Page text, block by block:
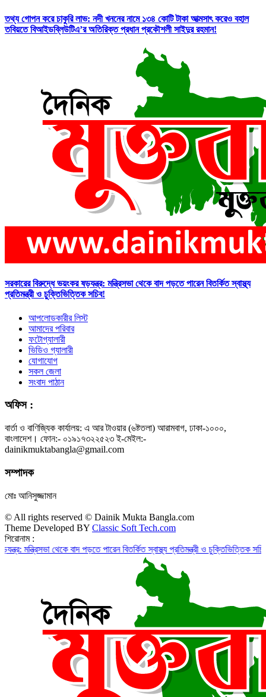
তথ্য গোপন করে চাকুরি লাভ: নদী খননের নামে ১৩৪ কোটি টাকা আত্মসাৎ করেও বহাল
তবিয়তে বিআইডব্লিউটিএ’র অতিরিক্ত প্রধান প্রকৌশলী সাইদুর রহমান!
সরকারের বিরুদ্ধে ভয়ংকর ষড়যন্ত্র: মন্ত্রিসভা থেকে বাদ পড়তে পারেন বিতর্কিত স্বাস্থ্য
প্রতিমন্ত্রী ও চুক্তিভিত্তিক সচিব!
আপলোডকারীর লিস্ট
আমাদের পরিবার
ফটোগ্যালারী
ভিডিও গ্যালারী
যোগাযোগ
সকল জেলা
সংবাদ পাঠান
অফিস :
বার্তা ও বাণিজ্যিক কার্যালয়: এ আর টাওয়ার (৬ষ্টতলা) আরামবাগ, ঢাকা-১০০০,
বাংলাদেশ। ফোন:- ০১৯১৭৩২২৫২৩ ই-মেইল:-
dainikmuktabangla@gmail.com
সম্পাদক
মোঃ আনিসুজ্জামান
© All rights reserved © Dainik Mukta Bangla.com
Theme Developed BY Classic Soft Tech.com
শিরোনাম :
থেকে বাদ পড়তে পারেন বিতর্কিত স্বাস্থ্য প্রতিমন্ত্রী ও চুক্তিভিত্তিক সচিব!রাজস্ব